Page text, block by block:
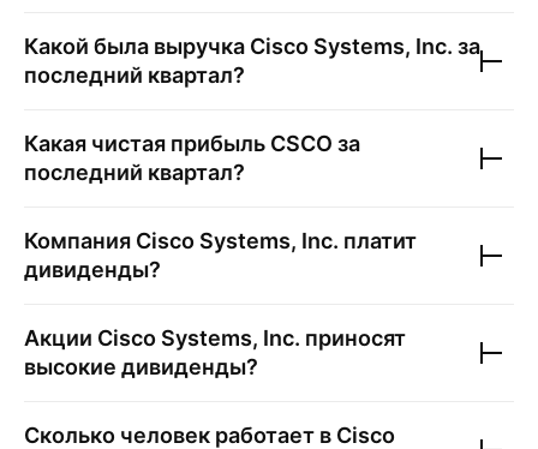
Какой была выручка Cisco Systems, Inc. за
последний квартал?
Какая чистая прибыль CSCO за
последний квартал?
Компания Cisco Systems, Inc. платит
дивиденды?
Акции Cisco Systems, Inc. приносят
высокие дивиденды?
Сколько человек работает в Cisco